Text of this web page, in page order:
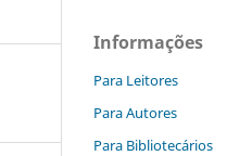
Informações
Para Leitores
Para Autores
Para Bibliotecários